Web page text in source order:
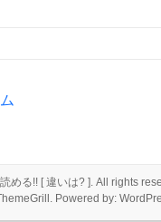
める!! [ 違いは? ] . All rights
Powered by: